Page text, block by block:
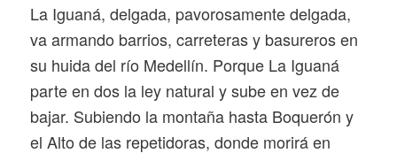
La Iguaná, delgada, pavorosamente delgada,
va armando barrios, carreteras y basureros en
su huida del río Medellín. Porque La Iguaná
parte en dos la ley natural y sube en vez de
bajar. Subiendo la montaña hasta Boquerón y
el Alto de las repetidoras, donde morirá en